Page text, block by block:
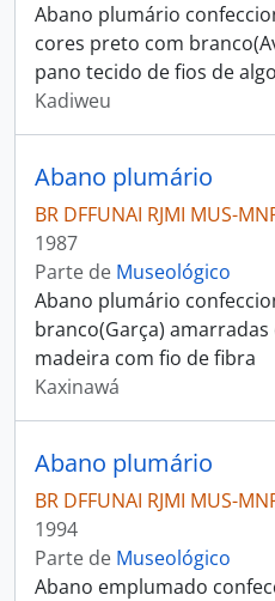
Abano plumário
cores preto com
pano tecido de fios de
Kadiweu
Abano plumário
BR DFFUNAI RJMI MUS-
1987
Parte de Museológico
Abano plumário
branco(Garça)
madeira com fio de fibra
Kaxinawá
Abano plumário
BR DFFUNAI RJMI MUS-
1994
Parte de Museológico
Abano emplumado